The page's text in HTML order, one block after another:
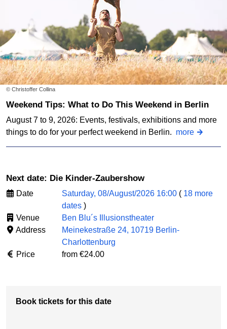
© Christoffer Collina
Weekend Tips: What to Do This Weekend in Berlin
August 7 to 9, 2026: Events, festivals, exhibitions and more
things to do for your perfect weekend in Berlin. more
Next date: Die Kinder-Zaubershow
Date Saturday, 08/August/2026 16:00 ( 18 more
dates )
Venue
Ben Blu´s Illusionstheater
Address
Meinekestraße 24, 10719 Berlin-
Charlottenburg
Price
from €24.00
Book tickets for this date